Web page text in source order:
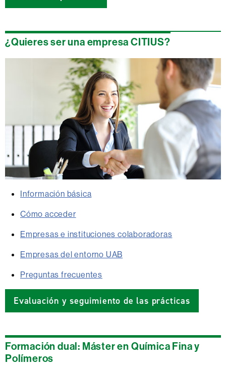
¿Quieres ser una empresa CITIUS?
Información básica
Cómo acceder
Empresas e instituciones colaboradoras
Empresas del entorno UAB
Preguntas frecuentes
Evaluación y seguimiento de las prácticas
Formación dual: Máster en Química Fina y
Polímeros